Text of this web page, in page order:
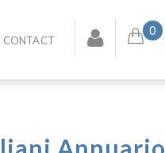
CONTACT
0